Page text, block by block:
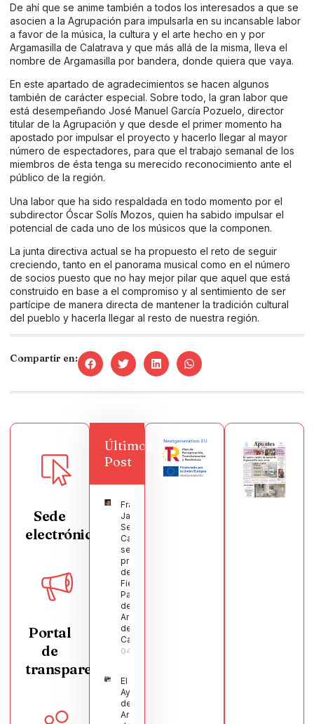
De ahí que se anime también a todos los interesados a que se
asocien a la Agrupación para impulsarla en su incansable labor
a favor de la música, la cultura y el arte hecho en y por
Argamasilla de Calatrava y que más allá de la misma, lleva el
nombre de Argamasilla por bandera, donde quiera que vaya.
En este apartado de agradecimientos se hacen algunos
también de carácter especial. Sobre todo, la gran labor que
está desempeñando José Manuel García Pozuelo, director
titular de la Agrupación y que desde el primer momento ha
apostado por impulsar el proyecto y hacerlo llegar al mayor
número de espectadores, para que el trabajo semanal de los
miembros de ésta tenga su merecido reconocimiento ante el
público de la región.
Una labor que ha sido respaldada en todo momento por el
subdirector Óscar Solís Mozos, quien ha sabido impulsar el
potencial de cada uno de los músicos que la componen.
La junta directiva actual se ha propuesto el reto de seguir
creciendo, tanto en el panorama musical como en el número
de socios puesto que no hay mejor pilar que aquel que está
construido en base a el compromiso y al sentimiento de ser
partícipe de manera directa de mantener la tradición cultural
del pueblo y hacerla llegar al resto de nuestra región.
Compartir en:
Sede
electrónica
Portal
de
transparencia
Últimos
Post
Francisco
Javier
Segura
Castellanos
será el
pregonero
de las
Fiestas
Patronales
de
Argamasilla
de
Calatrava
04/08/2026
El
Ayuntamiento
de
Argamasilla